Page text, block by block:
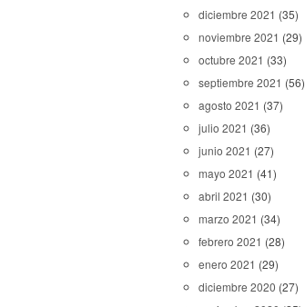
diciembre 2021 (35)
noviembre 2021 (29)
octubre 2021 (33)
septiembre 2021 (56)
agosto 2021 (37)
julio 2021 (36)
junio 2021 (27)
mayo 2021 (41)
abril 2021 (30)
marzo 2021 (34)
febrero 2021 (28)
enero 2021 (29)
diciembre 2020 (27)